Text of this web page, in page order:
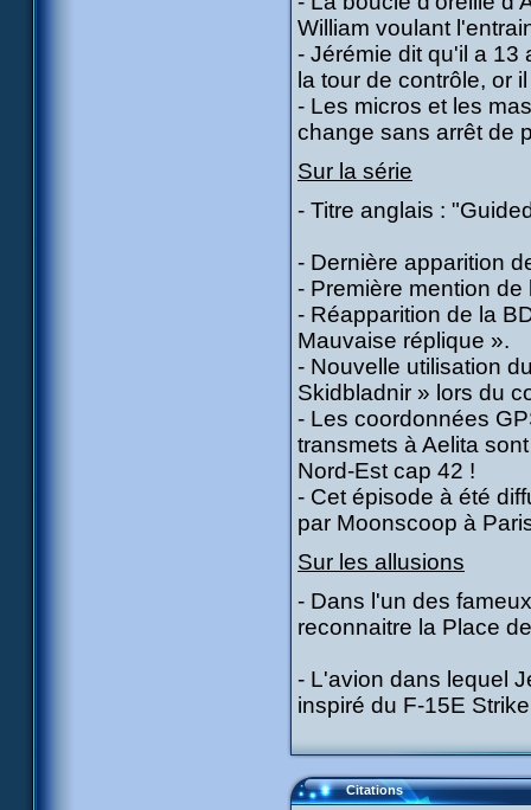
William voulant
- Jérémie dit qu'il a 13
la tour de contrôle, or
- Les micros et les
change sans arrêt de
Sur la série
- Titre anglais :
- Dernière apparition
- Première mention
- Réapparition de la
Mauvaise réplique ».
- Nouvelle utilisation
Skidbladnir » lors du
- Les coordonnées
transmets à Aelita
Nord-Est cap 42 !
- Cet épisode à été
par Moonscoop à
Sur les allusions
- Dans l'un des
reconnaitre la Place
- L'avion dans lequel
inspiré du F-15E
Citations